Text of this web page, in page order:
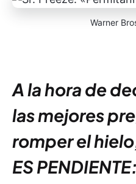
Warner
A la hora de
las mejores
romper el
ES PENDIENTE: